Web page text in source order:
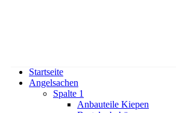
Startseite
Angelsachen
Spalte 1
Anbauteile Kiepen